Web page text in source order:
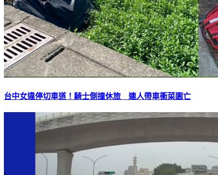
台中女違停切車道！騎士側撞休旅 連人帶車衝菜園亡